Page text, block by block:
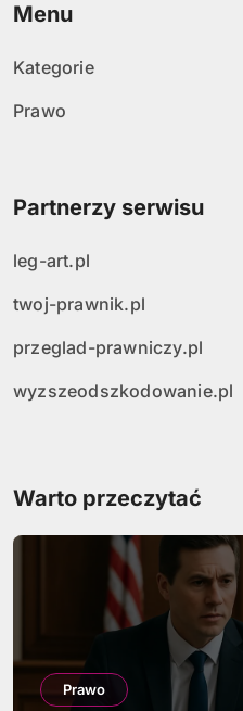
Menu
Kategorie
Prawo
Partnerzy serwisu
leg-art.pl
twoj-prawnik.pl
przeglad-prawniczy.pl
wyzszeodszkodowanie.pl
Warto przeczytać
Prawo